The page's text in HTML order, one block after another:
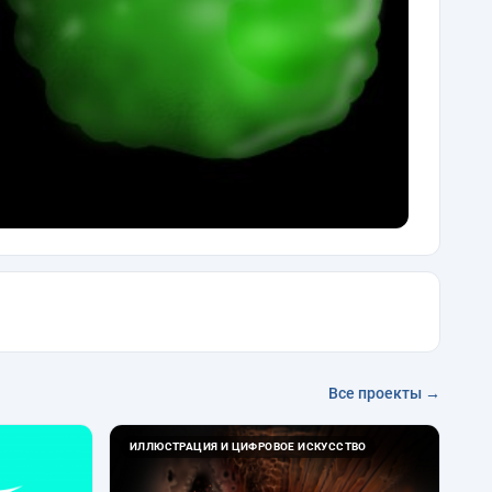
Все проекты →
ИЛЛЮСТРАЦИЯ И ЦИФРОВОЕ ИСКУССТВО